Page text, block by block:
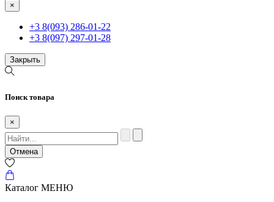
×
+3 8(093) 286-01-22
+3 8(097) 297-01-28
Закрыть
Поиск товара
×
Отмена
Каталог МЕНЮ